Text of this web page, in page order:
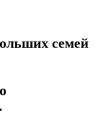
семей